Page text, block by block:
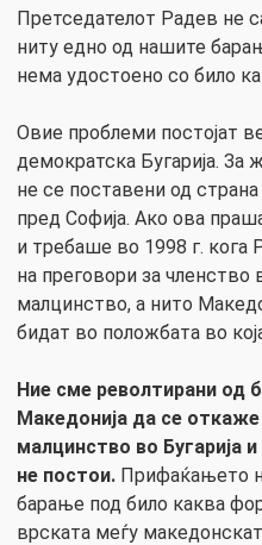
Претседателот Радев не
ниту едно од нашите
нема удостоено со било
Овие проблеми постојат
демократска Бугарија. За
не се поставени од
пред Софија. Ако ова
и требаше во 1998 г. кога
на преговори за членство
малцинство, а нито
бидат во положбата во
Ние сме револтирани од
Македонија да се
малцинство во Бугарија
не постои. Прифаќањето
барање под било каква
врската меѓу